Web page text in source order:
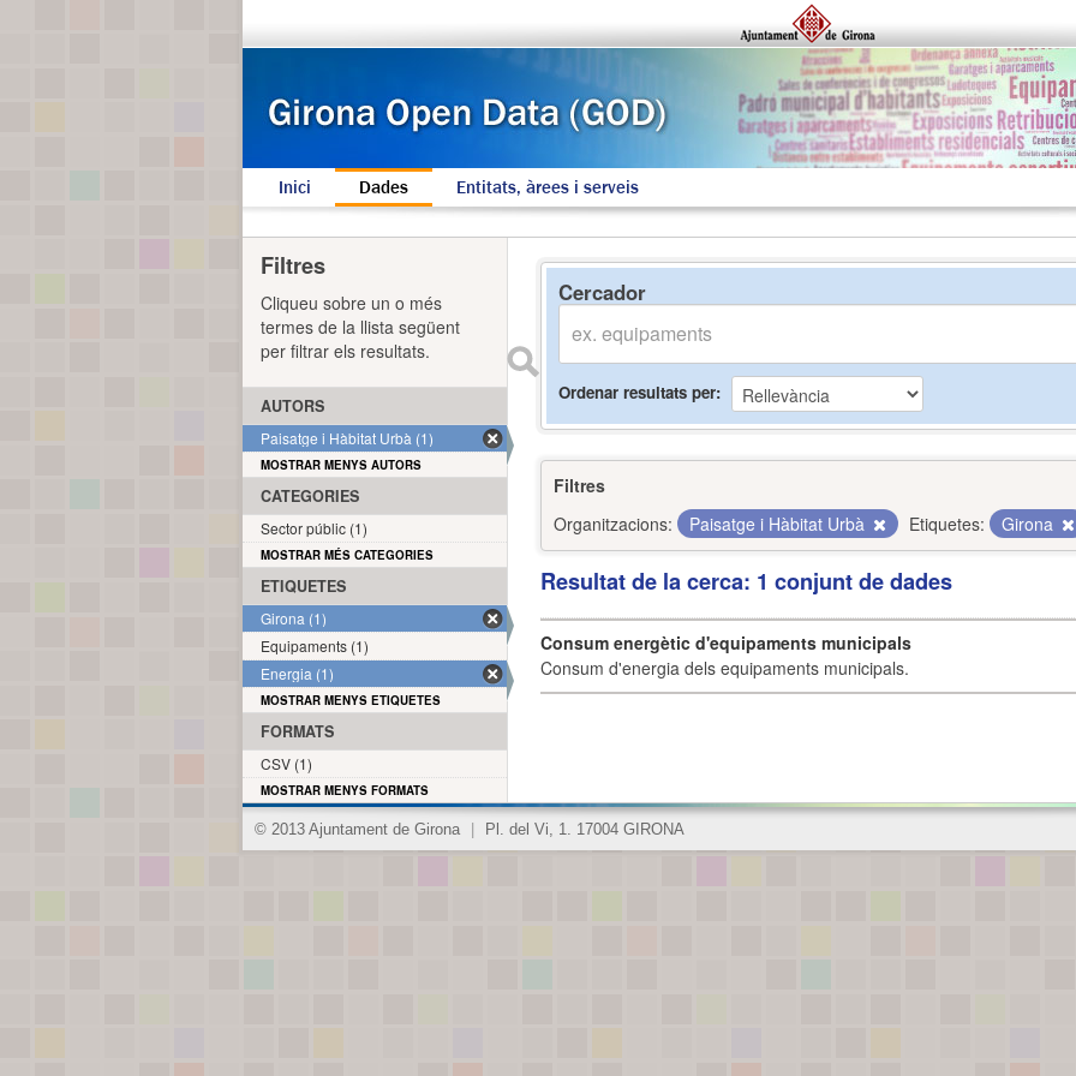
Inici Dades Entitats, àrees i serveis
Cercador
Ordenar resultats per
Filtres
Organitzacions:
Paisatge i Hàbitat Urbà Etiquetes: Girona
Resultat de la cerca: 1 conjunt de dades
Consum energètic d'equipaments municipals
Consum d'energia dels equipaments municipals.
Filtres
Cliqueu sobre un o més
termes de la llista següent
per filtrar els resultats.
AUTORS
Paisatge i Hàbitat Urbà (1)
MOSTRAR MENYS AUTORS
CATEGORIES
Sector públic (1)
MOSTRAR MÉS CATEGORIES
ETIQUETES
Girona (1)
Equipaments (1)
Energia (1)
MOSTRAR MENYS ETIQUETES
FORMATS
CSV (1)
MOSTRAR MENYS FORMATS
© 2013 Ajuntament de Girona Pl. del Vi, 1. 17004 GIRONA